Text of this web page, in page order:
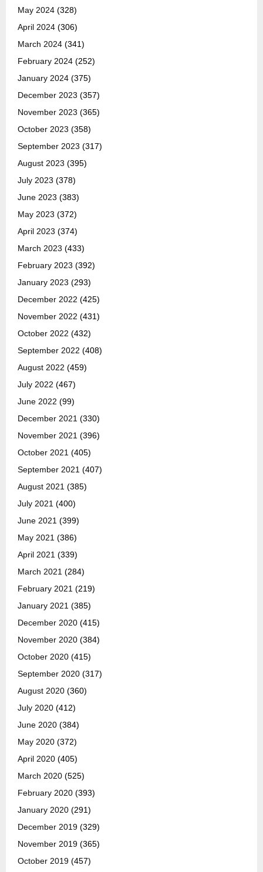
May 2024 (328)
April 2024 (306)
March 2024 (341)
February 2024 (252)
January 2024 (375)
December 2023 (357)
November 2023 (365)
October 2023 (358)
September 2023 (317)
August 2023 (395)
July 2023 (378)
June 2023 (383)
May 2023 (372)
April 2023 (374)
March 2023 (433)
February 2023 (392)
January 2023 (293)
December 2022 (425)
November 2022 (431)
October 2022 (432)
September 2022 (408)
August 2022 (459)
July 2022 (467)
June 2022 (99)
December 2021 (330)
November 2021 (396)
October 2021 (405)
September 2021 (407)
August 2021 (385)
July 2021 (400)
June 2021 (399)
May 2021 (386)
April 2021 (339)
March 2021 (284)
February 2021 (219)
January 2021 (385)
December 2020 (415)
November 2020 (384)
October 2020 (415)
September 2020 (317)
August 2020 (360)
July 2020 (412)
June 2020 (384)
May 2020 (372)
April 2020 (405)
March 2020 (525)
February 2020 (393)
January 2020 (291)
December 2019 (329)
November 2019 (365)
October 2019 (457)